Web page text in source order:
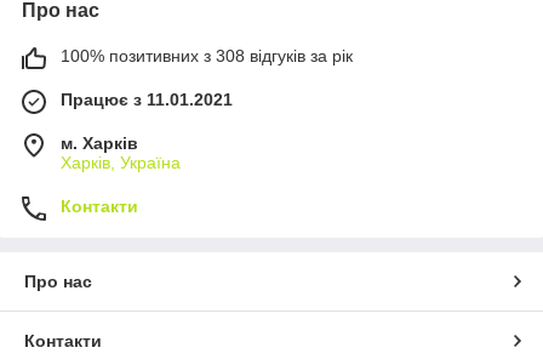
Про нас
100% позитивних з 308 відгуків за рік
Працює з 11.01.2021
м. Харків
Харків, Україна
Контакти
Про нас
Контакти